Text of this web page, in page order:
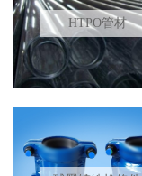
HTPO管材